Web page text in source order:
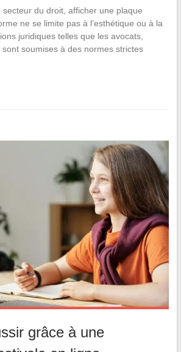
du droit, afficher une plaque
ne se limite pas à l’esthétique ou à la
juridiques telles que les avocats,
soumises à des normes strictes
grâce à une